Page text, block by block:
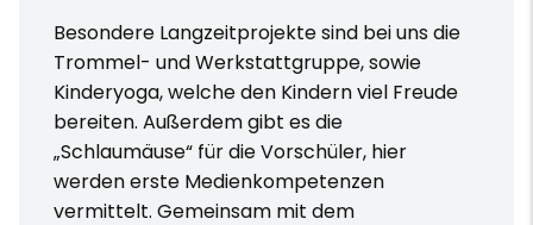
Besondere Langzeitprojekte sind bei uns die
Trommel- und Werkstattgruppe, sowie
Kinderyoga, welche den Kindern viel Freude
bereiten. Außerdem gibt es die
„Schlaumäuse“ für die Vorschüler, hier
werden erste Medienkompetenzen
vermittelt. Gemeinsam mit dem